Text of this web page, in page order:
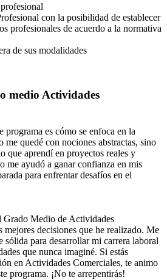
con la posibilidad de establecer
profesionales de acuerdo a la normativa
de sus modalidades
medio Actividades
programa es cómo se enfoca en la
quedé con nociones abstractas, sino
que aprendí en proyectos reales y
me ayudó a ganar confianza en mis
para enfrentar desafíos en el
Grado Medio de Actividades
mejores decisiones que he realizado. Me
sólida para desarrollar mi carrera laboral
que nunca imaginé. Si estás
en Actividades Comerciales, te animo
programa. ¡No te arrepentirás!